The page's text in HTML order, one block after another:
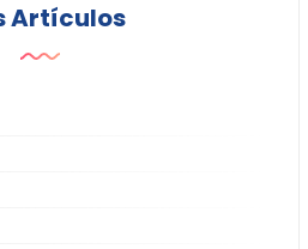
Artículos